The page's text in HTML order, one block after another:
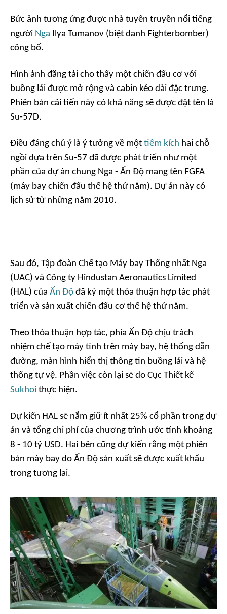
Bức ảnh tương ứng được nhà tuyên truyền nổi tiếng
người Nga Ilya Tumanov (biệt danh Fighterbomber)
công bố.
Hình ảnh đăng tải cho thấy một chiến đấu cơ với
buồng lái được mở rộng và cabin kéo dài đặc trưng.
Phiên bản cải tiến này có khả năng sẽ được đặt tên là
Su-57D.
Điều đáng chú ý là ý tưởng về một tiêm kích hai chỗ
ngồi dựa trên Su-57 đã được phát triển như một
phần của dự án chung Nga - Ấn Độ mang tên FGFA
(máy bay chiến đấu thế hệ thứ năm). Dự án này có
lịch sử từ những năm 2010.
Sau đó, Tập đoàn Chế tạo Máy bay Thống nhất Nga
(UAC) và Công ty Hindustan Aeronautics Limited
(HAL) của Ấn Độ đã ký một thỏa thuận hợp tác phát
triển và sản xuất chiến đấu cơ thế hệ thứ năm.
Theo thỏa thuận hợp tác, phía Ấn Độ chịu trách
nhiệm chế tạo máy tính trên máy bay, hệ thống dẫn
đường, màn hình hiển thị thông tin buồng lái và hệ
thống tự vệ. Phần việc còn lại sẽ do Cục Thiết kế
Sukhoi thực hiện.
Dự kiến HAL sẽ nắm giữ ít nhất 25% cổ phần trong dự
án và tổng chi phí của chương trình ước tính khoảng
8 - 10 tỷ USD. Hai bên cũng dự kiến rằng một phiên
bản máy bay do Ấn Độ sản xuất sẽ được xuất khẩu
trong tương lai.